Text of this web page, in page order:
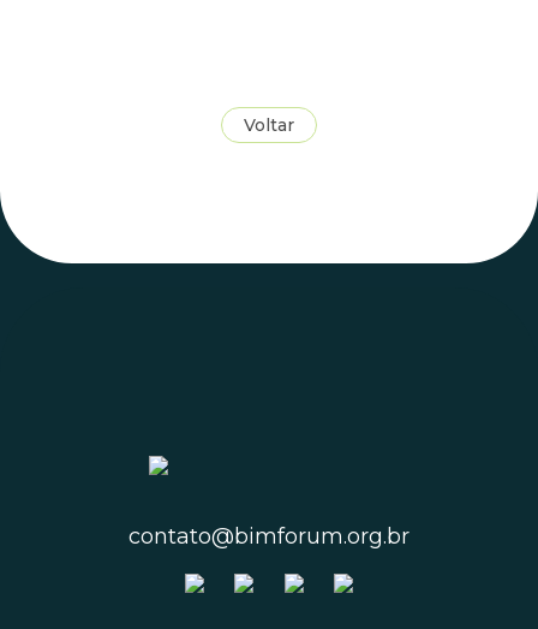
Voltar
contato@bimforum.org.br